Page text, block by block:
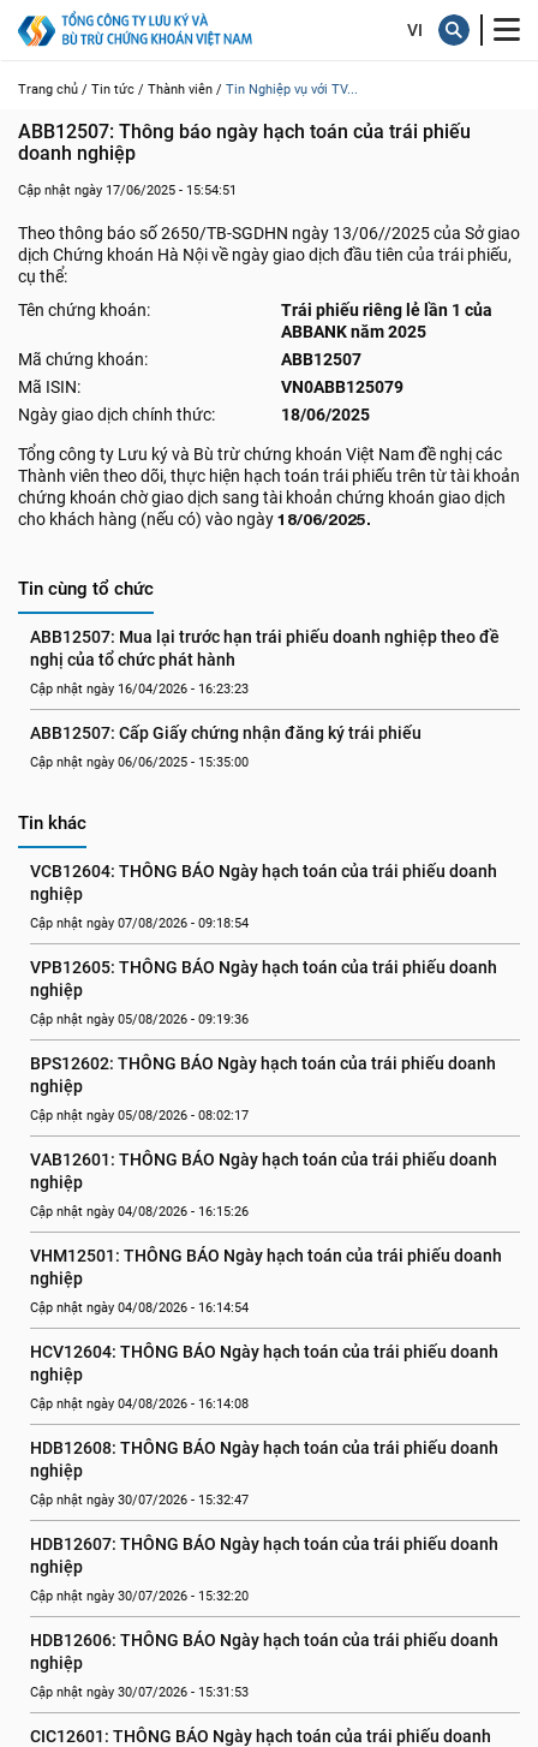
Trang chủ / Tin tức / Thành viên / Tin Nghiệp vụ với TV...
ABB12507: Thông báo ngày hạch toán của trái phiếu
doanh nghiệp
Cập nhật ngày 17/06/2025 - 15:54:51
Theo thông báo số 2650/TB-SGDHN ngày 13/06//2025 của Sở giao
dịch Chứng khoán Hà Nội về ngày giao dịch đầu tiên của trái phiếu,
cụ thể:
Tên chứng khoán:
Trái phiếu riêng lẻ lần 1 của
ABBANK năm 2025
Mã chứng khoán:
ABB12507
Mã ISIN:
VN0ABB125079
Ngày giao dịch chính thức:
18/06/2025
Tổng công ty Lưu ký và Bù trừ chứng khoán Việt Nam đề nghị các
Thành viên theo dõi, thực hiện hạch toán trái phiếu trên từ tài khoản
chứng khoán chờ giao dịch sang tài khoản chứng khoán giao dịch
cho khách hàng (nếu có) vào ngày18/06/2025.
Tin cùng tổ chức
ABB12507: Mua lại trước hạn trái phiếu doanh nghiệp theo đề
nghị của tổ chức phát hành
Cập nhật ngày 16/04/2026 - 16:23:23
ABB12507: Cấp Giấy chứng nhận đăng ký trái phiếu
Cập nhật ngày 06/06/2025 - 15:35:00
Tin khác
VCB12604: THÔNG BÁO Ngày hạch toán của trái phiếu doanh
nghiệp
Cập nhật ngày 07/08/2026 - 09:18:54
VPB12605: THÔNG BÁO Ngày hạch toán của trái phiếu doanh
nghiệp
Cập nhật ngày 05/08/2026 - 09:19:36
BPS12602: THÔNG BÁO Ngày hạch toán của trái phiếu doanh
nghiệp
Cập nhật ngày 05/08/2026 - 08:02:17
VAB12601: THÔNG BÁO Ngày hạch toán của trái phiếu doanh
nghiệp
Cập nhật ngày 04/08/2026 - 16:15:26
VHM12501: THÔNG BÁO Ngày hạch toán của trái phiếu doanh
nghiệp
Cập nhật ngày 04/08/2026 - 16:14:54
HCV12604: THÔNG BÁO Ngày hạch toán của trái phiếu doanh
nghiệp
Cập nhật ngày 04/08/2026 - 16:14:08
HDB12608: THÔNG BÁO Ngày hạch toán của trái phiếu doanh
nghiệp
Cập nhật ngày 30/07/2026 - 15:32:47
HDB12607: THÔNG BÁO Ngày hạch toán của trái phiếu doanh
nghiệp
Cập nhật ngày 30/07/2026 - 15:32:20
HDB12606: THÔNG BÁO Ngày hạch toán của trái phiếu doanh
nghiệp
Cập nhật ngày 30/07/2026 - 15:31:53
CIC12601: THÔNG BÁO Ngày hạch toán của trái phiếu doanh